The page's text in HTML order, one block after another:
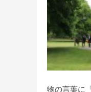
物の言葉に